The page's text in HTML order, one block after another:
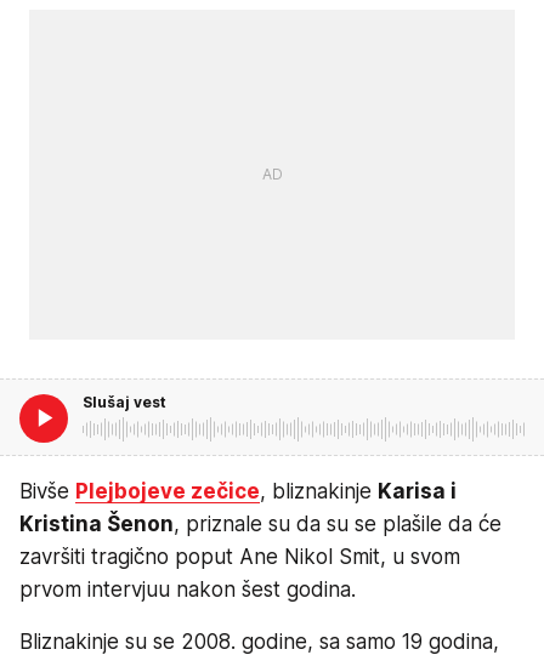
Slušaj vest
Bivše Plejbojeve zečice, bliznakinje Karisa i
Kristina Šenon, priznale su da su se plašile da će
završiti tragično poput Ane Nikol Smit, u svom
prvom intervjuu nakon šest godina.
Bliznakinje su se 2008. godine, sa samo 19 godina,